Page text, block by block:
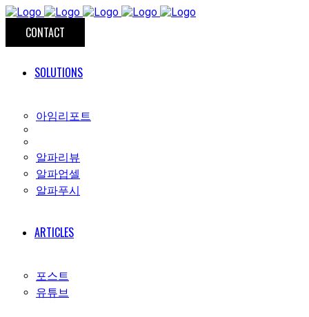
CONTACT
SOLUTIONS
아임리포트
알파리뷰
알파업셀
알파푸시
ARTICLES
포스트
유튜브